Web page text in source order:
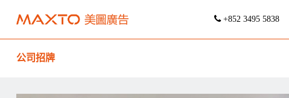
+852 3495 5838
公司招牌